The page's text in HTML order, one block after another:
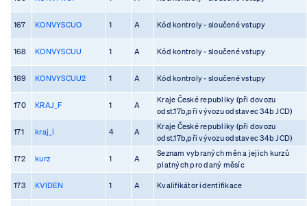
167 KONVYSCUO 1 A Kód kontroly - sloučené vstupy
168 KONVYSCUU 1 A Kód kontroly - sloučené vstupy
169 KONVYSCUU2 1 A Kód kontroly - sloučené vstupy
170 KRAJ_F 1 A
Kraje České republiky (při dovozu
odst.17b,při vývozu odstavec 34b JCD)
171 kraj_i 4 A
Kraje České republiky (při dovozu
odst.17b,při vývozu odstavec 34b JCD)
172 kurz 1 A
Seznam vybraných měn a jejich kurzů
platných pro daný měsíc
173 KVIDEN 1 A Kvalifikátor identifikace